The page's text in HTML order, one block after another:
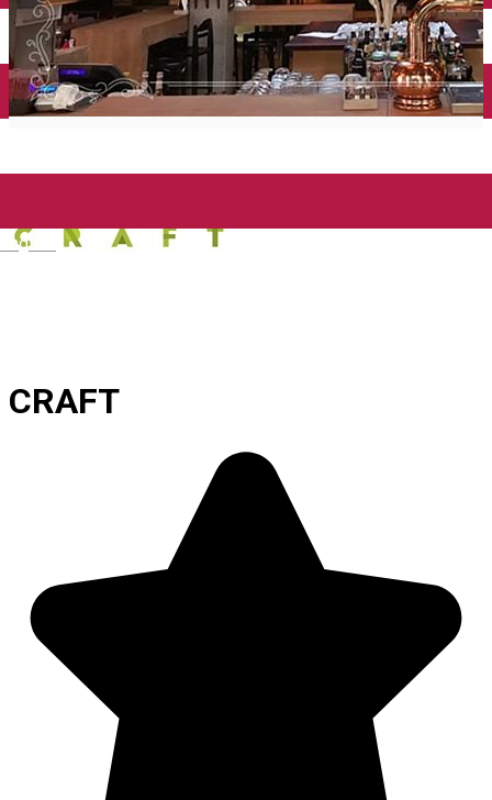
English
Închirieri auto
Închirieri biciclete
Încărcare vehicule electrice
CRAFT